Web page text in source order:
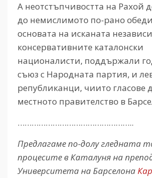
А неотстъпчивостта на Рахой
до немислимото по-рано
основата на исканата
консервативните каталонски
националисти, поддържали
съюз с Народната партия, и
републиканци, чиито гласове
местното правителство в
…………………………………………..
Предлагаме по-долу гледната
процесите в Каталуня на
Университета на Барселона